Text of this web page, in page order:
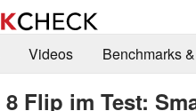
Videos Benchmarks
Flip im Test: